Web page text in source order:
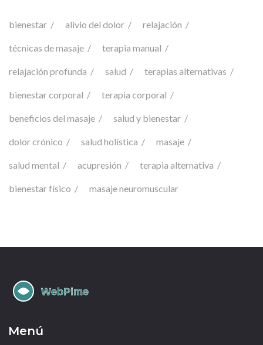
bienestar alivio del dolor relajación
técnicas de masaje terapia manual
relajación profunda salud terapias alternativas
bienestar corporal terapia corporal
beneficios del masaje salud y bienestar
dolor crónico salud holística masaje
salud mental acupresión terapia alternativa
bienestar físico masaje neuromuscular
Menú